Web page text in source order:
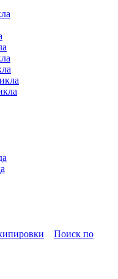
Поиск по